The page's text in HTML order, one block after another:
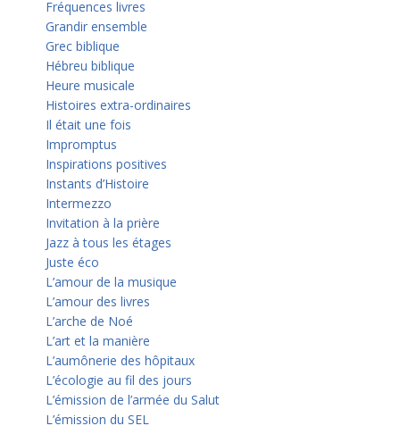
Fréquences livres
Grandir ensemble
Grec biblique
Hébreu biblique
Heure musicale
Histoires extra-ordinaires
Il était une fois
Impromptus
Inspirations positives
Instants d’Histoire
Intermezzo
Invitation à la prière
Jazz à tous les étages
Juste éco
L’amour de la musique
L’amour des livres
L’arche de Noé
L’art et la manière
L’aumônerie des hôpitaux
L’écologie au fil des jours
L’émission de l’armée du Salut
L’émission du SEL